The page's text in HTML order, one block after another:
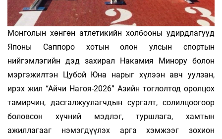
Монголын хөнгөн атлетикийн холбооны удирдлагууд
Японы Саппоро хотын олон улсын спортын
нийгэмлэгийн дэд захирал Накамия Минору болон
мэргэжилтэн Цубой Юна нарыг хүлээн авч уулзан,
ирэх жил “Айчи Нагоя-2026” Азийн тоглолтод оролцох
тамирчин, дасгалжуулагчдын сургалт, солилцоогоор
боловсон хүчний мэдлэг, туршлага, хамтын
ажиллагааг нэмэгдүүлэх арга хэмжээг зохион